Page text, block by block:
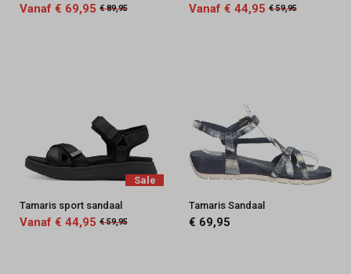
Vanaf € 69,95 € 89,95 Vanaf € 44,95 € 59,95
Sale
Tamaris sport sandaal
Vanaf € 44,95 € 59,95
Tamaris Sandaal
€ 69,95